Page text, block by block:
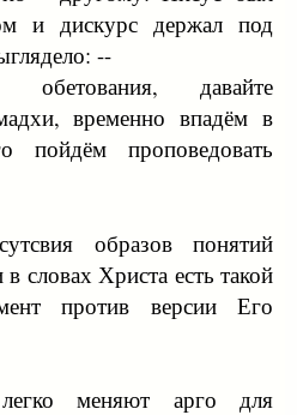
и дискурс держал под
--
давайте
временно впадём в
пойдём проповедовать
образов понятий
словах Христа есть такой
против версии Его
меняют арго для